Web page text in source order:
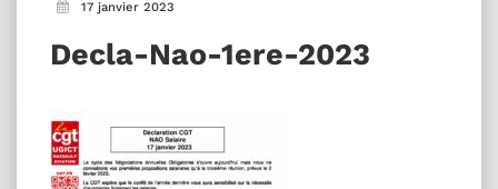
17 janvier 2023
Decla-Nao-1ere-2023